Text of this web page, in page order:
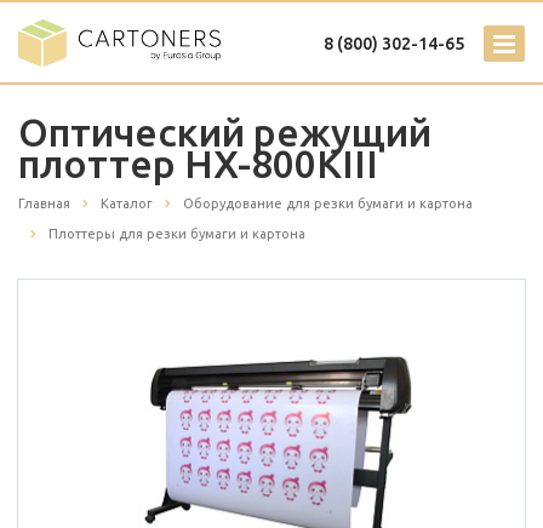
8 (800) 302-14-65
Оптический режущий
плоттер HX-800KIII
Главная Каталог Оборудование для резки бумаги и картона
Плоттеры для резки бумаги и картона